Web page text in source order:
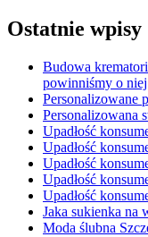
Ostatnie wpisy
Budowa
powinniśmy o
Personalizowane
Personalizowana
Upadłość
Upadłość
Upadłość
Upadłość
Upadłość
Jaka sukienka na
Moda ślubna